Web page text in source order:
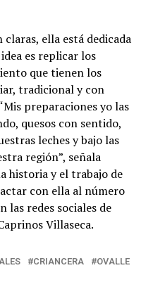
claras, ella está dedicada
es replicar los
que tienen los
tradicional y con
preparaciones yo las
quesos con sentido,
leches y bajo las
región”, señala
historia y el trabajo de
con ella al número
las redes sociales de
Villaseca.
CRIANCERA
OVALLE